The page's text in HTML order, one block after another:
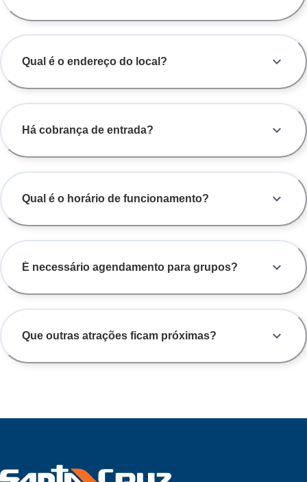
Qual é o endereço do local?
Há cobrança de entrada?
Qual é o horário de funcionamento?
É necessário agendamento para grupos?
Que outras atrações ficam próximas?